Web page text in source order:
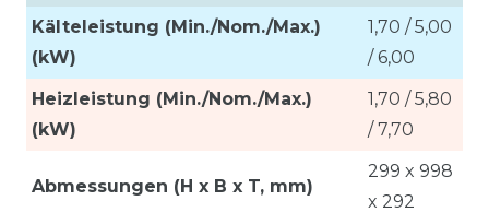
Kälteleistung (Min./Nom./Max.)
(kW)
1,70 / 5,00
/ 6,00
Heizleistung (Min./Nom./Max.)
(kW)
1,70 / 5,80
/ 7,70
Abmessungen (H x B x T, mm)
299 x 998
x 292